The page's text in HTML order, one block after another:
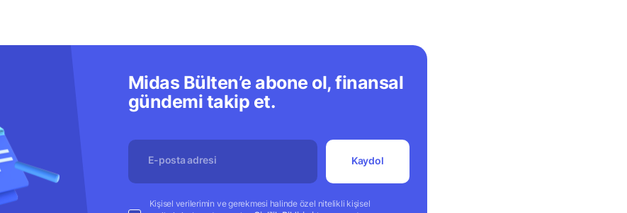
Midas Bülten’e abone ol, finansal
gündemi takip et.
Kaydol
Kişisel verilerimin ve gerekmesi halinde özel nitelikli kişisel